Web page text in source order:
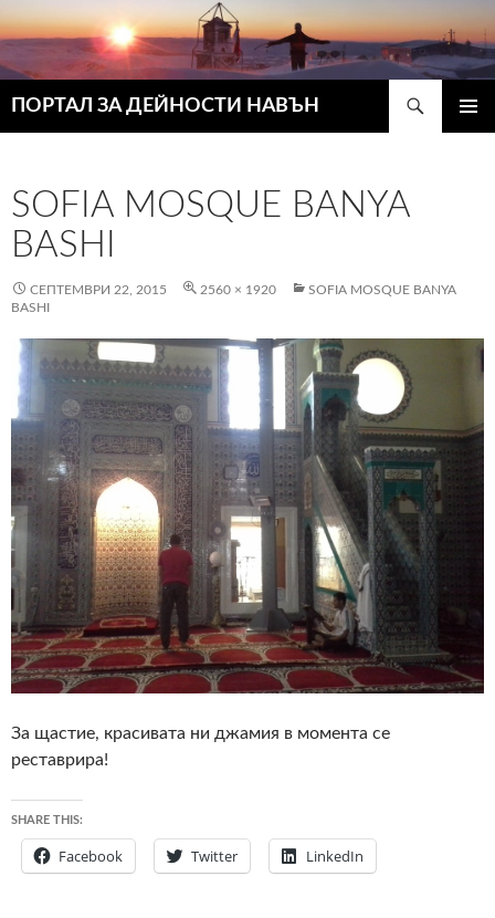
ПОРТАЛ ЗА ДЕЙНОСТИ НАВЪН
SOFIA MOSQUE BANYA
BASHI
СЕПТЕМВРИ 22, 2015 2560 × 1920
SOFIA MOSQUE BANYA
BASHI
За щастие, красивата ни джамия в момента се
реставрира!
SHARE THIS:
Facebook Twitter LinkedIn